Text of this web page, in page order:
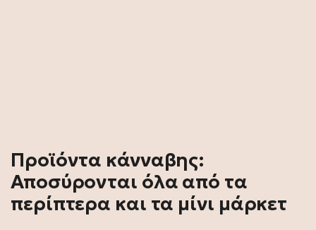
Προϊόντα κάνναβης:
Αποσύρονται όλα από τα
περίπτερα και τα μίνι μάρκετ